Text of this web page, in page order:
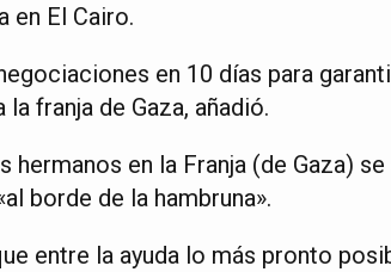
en El Cairo.
en 10 días para
franja de Gaza, añadió.
hermanos en la Franja (de Gaza)
borde de la hambruna».
entre la ayuda lo más pronto